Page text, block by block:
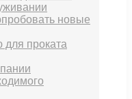
новые
для проката